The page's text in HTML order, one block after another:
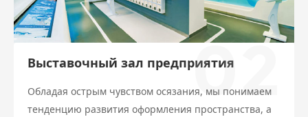
Выставочный зал предприятия02
Обладая острым чувством осязания, мы понимаем
тенденцию развития оформления пространства, а